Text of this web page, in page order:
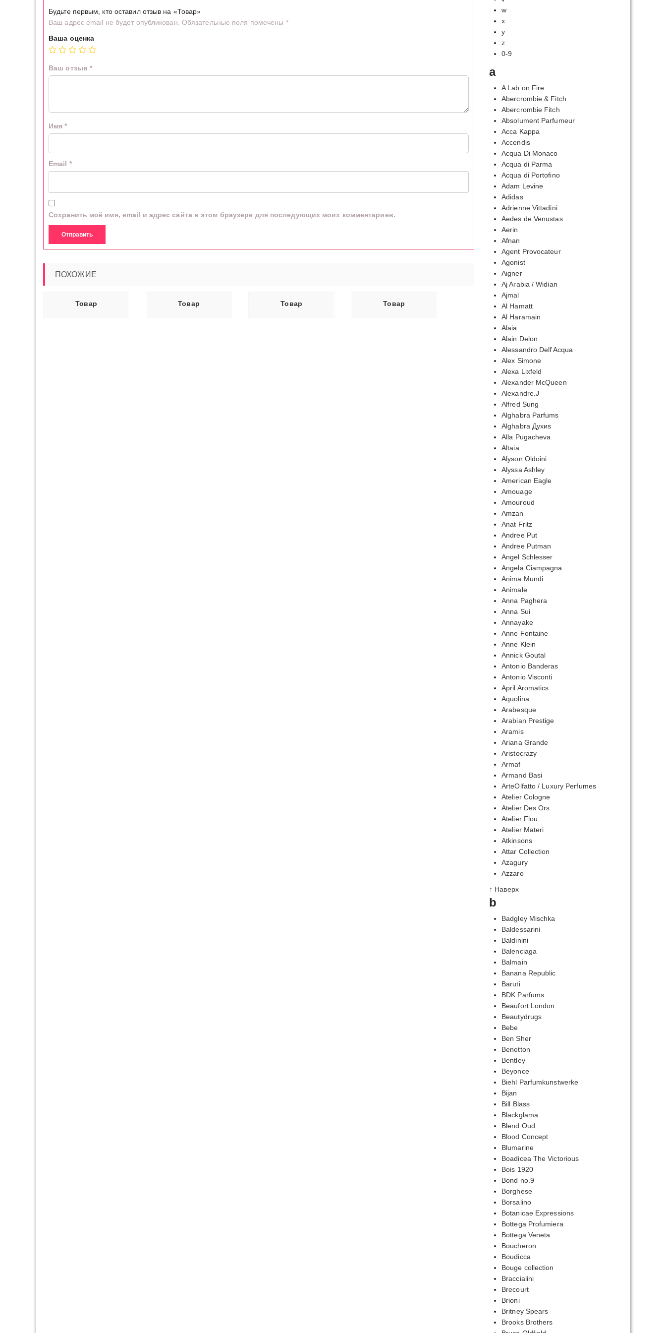
Будьте первым, кто оставил отзыв на «Товар»
Ваш адрес email не будет опубликован. Обязательные поля помечены *
Ваша оценка
Ваш отзыв *
Имя*
Email *
Сохранить моё имя, email и адрес сайта в этом браузере для последующих моих комментариев.
ПОХОЖИЕ
Товар Товар Товар Товар
w
x
y
z
0-9
a
A Lab on Fire
Abercrombie & Fitch
Abercrombie Fitch
Absolument Parfumeur
Acca Kappa
Accendis
Acqua Di Monaco
Acqua di Parma
Acqua di Portofino
Adam Levine
Adidas
Adrienne Vittadini
Aedes de Venustas
Aerin
Afnan
Agent Provocateur
Agonist
Aigner
Aj Arabia / Widian
Ajmal
Al Hamatt
Al Haramain
Alaia
Alain Delon
Alessandro Dell'Acqua
Alex Simone
Alexa Lixfeld
Alexander McQueen
Alexandre.J
Alfred Sung
Alghabra Parfums
Alghabra Духиs
Alla Pugacheva
Altaia
Alyson Oldoini
Alyssa Ashley
American Eagle
Amouage
Amouroud
Amzan
Anat Fritz
Andree Put
Andree Putman
Angel Schlesser
Angela Ciampagna
Anima Mundi
Animale
Anna Paghera
Anna Sui
Annayake
Anne Fontaine
Anne Klein
Annick Goutal
Antonio Banderas
Antonio Visconti
April Aromatics
Aquolina
Arabesque
Arabian Prestige
Aramis
Ariana Grande
Aristocrazy
Armaf
Armand Basi
ArteOlfatto / Luxury Perfumes
Atelier Cologne
Atelier Des Ors
Atelier Flou
Atelier Materi
Atkinsons
Attar Collection
Azagury
Azzaro
↑ Наверх
b
Badgley Mischka
Baldessarini
Baldinini
Balenciaga
Balmain
Banana Republic
Baruti
BDK Parfums
Beaufort London
Beautydrugs
Bebe
Ben Sher
Benetton
Bentley
Beyonce
Biehl Parfumkunstwerke
Bijan
Bill Blass
Blackglama
Blend Oud
Blood Concept
Blumarine
Boadicea The Victorious
Bois 1920
Bond no.9
Borghese
Borsalino
Botanicae Expressions
Bottega Profumiera
Bottega Veneta
Boucheron
Boudicca
Bouge collection
Braccialini
Brecourt
Brioni
Britney Spears
Brooks Brothers